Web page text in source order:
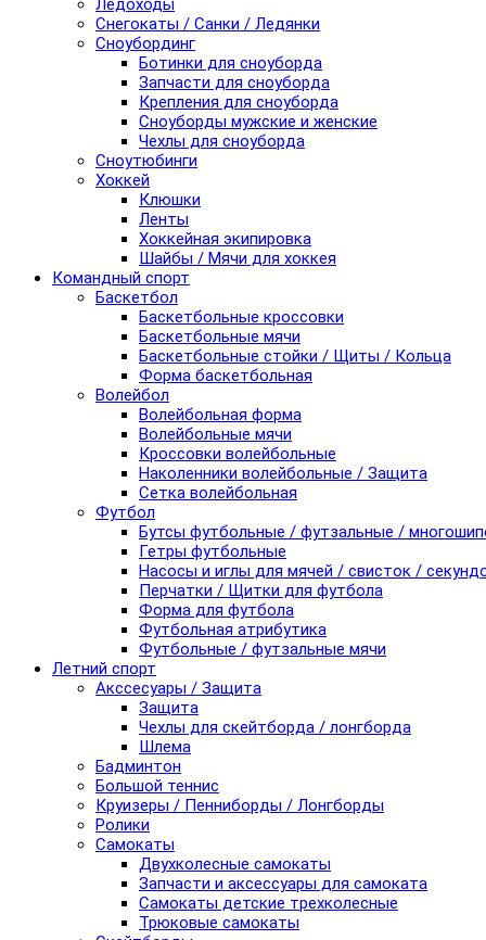
Ледоходы
Снегокаты / Санки / Ледянки
Сноубординг
Ботинки для сноуборда
Запчасти для сноуборда
Крепления для сноуборда
Сноуборды мужские и женские
Чехлы для сноуборда
Сноутюбинги
Хоккей
Клюшки
Ленты
Хоккейная экипировка
Шайбы / Мячи для хоккея
Командный спорт
Баскетбол
Баскетбольные кроссовки
Баскетбольные мячи
Баскетбольные стойки / Щиты / Кольца
Форма баскетбольная
Волейбол
Волейбольная форма
Волейбольные мячи
Кроссовки волейбольные
Наколенники волейбольные / Защита
Сетка волейбольная
Футбол
Бутсы футбольные / футзальные /
Гетры футбольные
Насосы и иглы для мячей / свисток /
Перчатки / Щитки для футбола
Форма для футбола
Футбольная атрибутика
Футбольные / футзальные мячи
Летний спорт
Акссесуары / Защита
Защита
Чехлы для скейтборда / лонгборда
Шлема
Бадминтон
Большой теннис
Круизеры / Пенниборды / Лонгборды
Ролики
Самокаты
Двухколесные самокаты
Запчасти и аксессуары для самоката
Самокаты детские трехколесные
Трюковые самокаты